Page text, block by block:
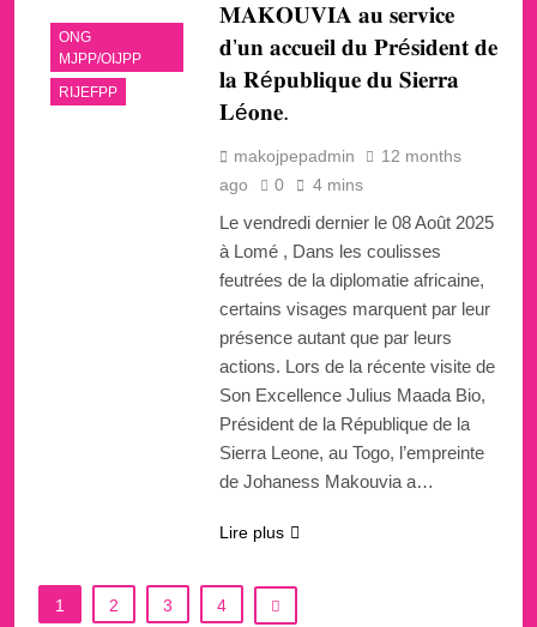
ONG
MJPP/OIJPP
RIJEFPP
𝐌𝐀𝐊𝐎𝐔𝐕𝐈𝐀 𝐚𝐮 𝐬𝐞𝐫𝐯𝐢𝐜𝐞
𝐝’𝐮𝐧 𝐚𝐜𝐜𝐮𝐞𝐢𝐥 𝐝𝐮 𝐏𝐫é𝐬𝐢𝐝𝐞𝐧𝐭 𝐝𝐞
𝐥𝐚 𝐑é𝐩𝐮𝐛𝐥𝐢𝐪𝐮𝐞 𝐝𝐮 𝐒𝐢𝐞𝐫𝐫𝐚
𝐋é𝐨𝐧𝐞.
makojpepadmin
12 months
ago
0 4 mins
Le vendredi dernier le 08 Août 2025
à Lomé , Dans les coulisses
feutrées de la diplomatie africaine,
certains visages marquent par leur
présence autant que par leurs
actions. Lors de la récente visite de
Son Excellence Julius Maada Bio,
Président de la République de la
Sierra Leone, au Togo, l’empreinte
de Johaness Makouvia a…
Lire plus
1 2 3 4